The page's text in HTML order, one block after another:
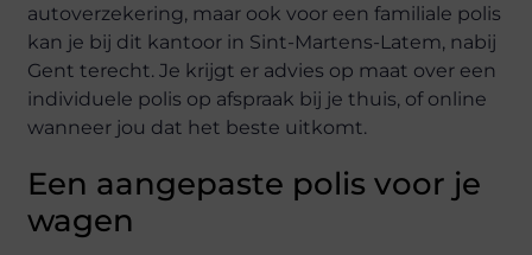
autoverzekering, maar ook voor een familiale polis
kan je bij dit kantoor in Sint-Martens-Latem, nabij
Gent terecht. Je krijgt er advies op maat over een
individuele polis op afspraak bij je thuis, of online
wanneer jou dat het beste uitkomt.
Een aangepaste polis voor je
wagen